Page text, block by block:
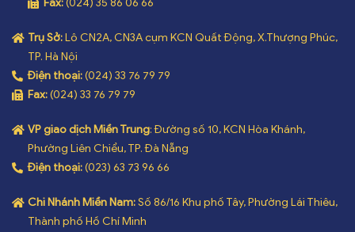
Fax:(024) 35 86 06 66
Trụ Sở:Lô CN2A, CN3A cụm KCN Quất Động, X.Thượng Phúc,
TP. Hà Nội
Điện thoại:(024) 33 76 79 79
Fax:(024) 33 76 79 79
VP giao dịch Miền Trung: Đường số 10, KCN Hòa Khánh,
Phường Liên Chiểu, TP. Đà Nẵng
Điện thoại:(023) 63 73 96 66
Chi Nhánh Miền Nam:Số 86/16 Khu phố Tây, Phường Lái Thiêu,
Thành phố Hồ Chí Minh